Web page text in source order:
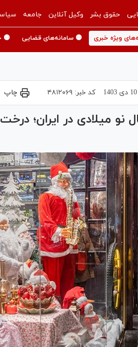
حقوق بشر وکیل آنلاین جامعه
ویژه خبری 🟡 سامانه‌های قضایی 🟡
10 دی 1403 کد خبر: ۴۸۱۲۰۶۹ چاپ